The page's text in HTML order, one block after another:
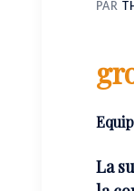
PAR
La